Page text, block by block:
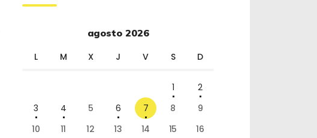
agosto 2026
L M X J V S D
1
2
3
4 5 6 7 8
9
10
11 12 13 14 15
16